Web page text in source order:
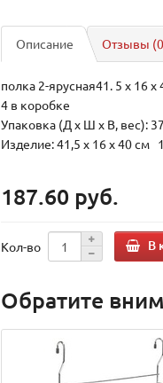
Описание Отзывы
полка 2-ярусная41. 5 x 16 x
4 в коробке
Упаковка (Д х Ш х В, вес):
Изделие: 41,5 x 16 x 40 см
187.60 руб.
Кол-во В
Обратите